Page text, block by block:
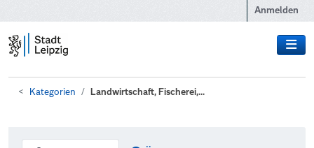
Anmelden
Kategorien Landwirtschaft, Fischerei,...